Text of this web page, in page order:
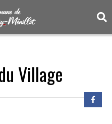
Village